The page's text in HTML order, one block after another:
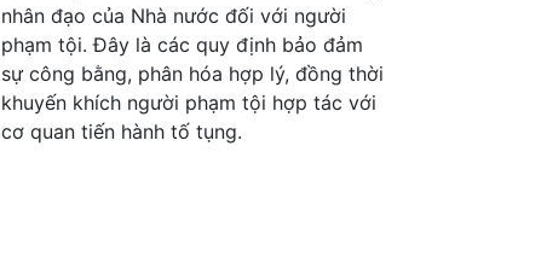
nhân đạo của Nhà nước đối với người
phạm tội. Đây là các quy định bảo đảm
sự công bằng, phân hóa hợp lý, đồng thời
khuyến khích người phạm tội hợp tác với
cơ quan tiến hành tố tụng.